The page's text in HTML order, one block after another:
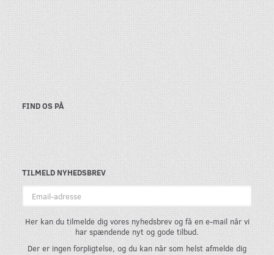
FIND OS PÅ
TILMELD NYHEDSBREV
Her kan du tilmelde dig vores nyhedsbrev og få en e-mail når vi
har spændende nyt og gode tilbud.
Der er ingen forpligtelse, og du kan når som helst afmelde dig